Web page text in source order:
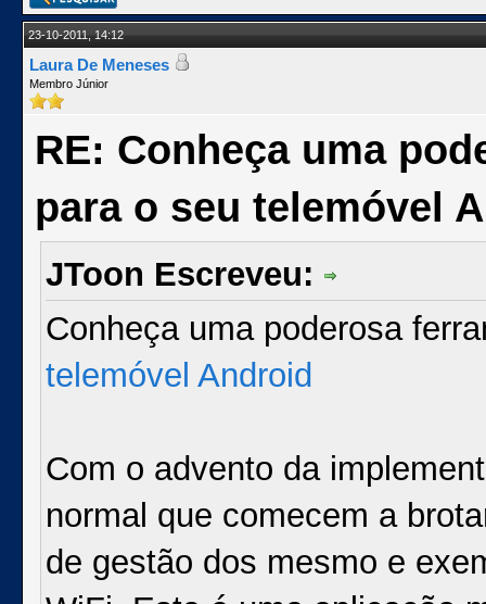
23-10-2011, 14:12
Laura De Meneses
Membro Júnior
RE: Conheça uma
para o seu telemóvel
JToon Escreveu:
Conheça uma poderosa
telemóvel Android
Com o advento da
normal que comecem a
de gestão dos mesmo e